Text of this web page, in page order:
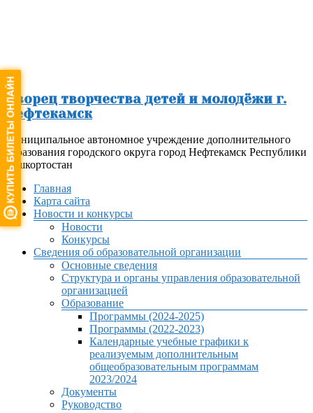
Дворец творчества детей и молодёжи г.
Нефтекамск
Муниципальное автономное учреждение дополнительного
образования городского округа город Нефтекамск Республики
Башкортостан
МенюГлавная
Карта сайта
Новости и конкурсы
Новости
Конкурсы
Сведения об образовательной организации
Основные сведения
Структура и органы управления образовательной
организацией
Образование
Программы (2024-2025)
Программы (2022-2023)
Календарные учебные графики к
реализуемым дополнительным
общеобразовательным программам
2023/2024
Документы
Руководство